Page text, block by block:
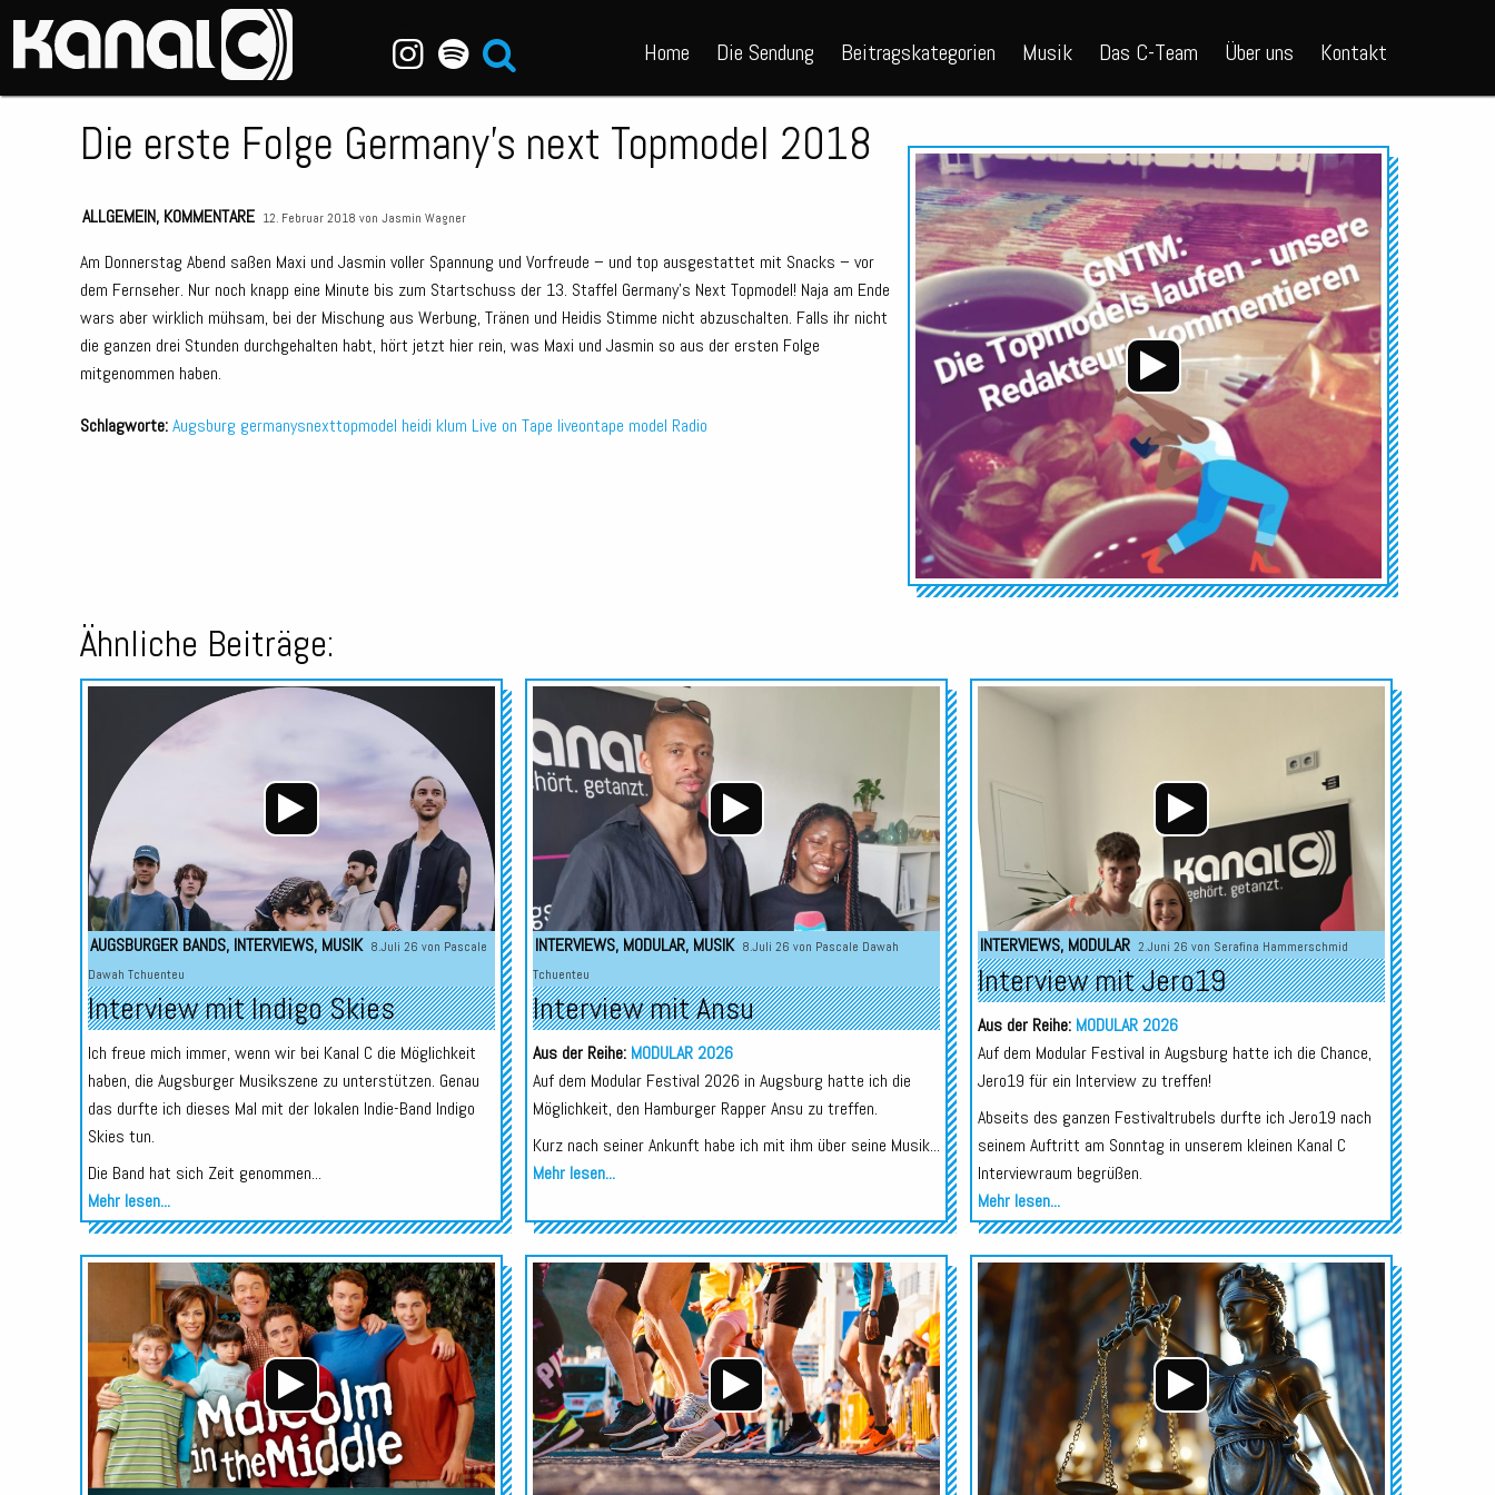
Home Die Sendung Beitragskategorien Musik Das C-Team Über uns Kontakt
Audio-
Player
Die erste Folge Germany’s next Topmodel 2018
ALLGEMEIN, KOMMENTARE 12. Februar 2018 von Jasmin Wagner
Am Donnerstag Abend saßen Maxi und Jasmin voller Spannung und Vorfreude – und top ausgestattet mit Snacks – vor
dem Fernseher. Nur noch knapp eine Minute bis zum Startschuss der 13. Staffel Germany’s Next Topmodel! Naja am Ende
wars aber wirklich mühsam, bei der Mischung aus Werbung, Tränen und Heidis Stimme nicht abzuschalten. Falls ihr nicht
die ganzen drei Stunden durchgehalten habt, hört jetzt hier rein, was Maxi und Jasmin so aus der ersten Folge
mitgenommen haben.
Schlagworte:Augsburg germanysnexttopmodel heidi klum Live on Tape liveontape model Radio
Ähnliche Beiträge:
Audio-
Player
AUGSBURGER BANDS, INTERVIEWS, MUSIK 8.Juli 26 von Pascale
Dawah Tchuenteu
Interview mit Indigo Skies
Ich freue mich immer, wenn wir bei Kanal C die Möglichkeit
haben, die Augsburger Musikszene zu unterstützen. Genau
das durfte ich dieses Mal mit der lokalen Indie-Band Indigo
Skies tun.
Die Band hat sich Zeit genommen...
Mehr lesen...
Audio-
Player
INTERVIEWS, MODULAR, MUSIK 8.Juli 26 von Pascale Dawah
Tchuenteu
Interview mit Ansu
Aus der Reihe: MODULAR 2026
Auf dem Modular Festival 2026 in Augsburg hatte ich die
Möglichkeit, den Hamburger Rapper Ansu zu treffen.
Kurz nach seiner Ankunft habe ich mit ihm über seine Musik...
Mehr lesen...
Audio-
Player
INTERVIEWS, MODULAR 2.Juni 26 von Serafina Hammerschmid
Interview mit Jero19
Aus der Reihe: MODULAR 2026
Auf dem Modular Festival in Augsburg hatte ich die Chance,
Jero19 für ein Interview zu treffen!
Abseits des ganzen Festivaltrubels durfte ich Jero19 nach
seinem Auftritt am Sonntag in unserem kleinen Kanal C
Interviewraum begrüßen.
Mehr lesen...
Audio-
Player
Audio-
Player
Audio-
Player